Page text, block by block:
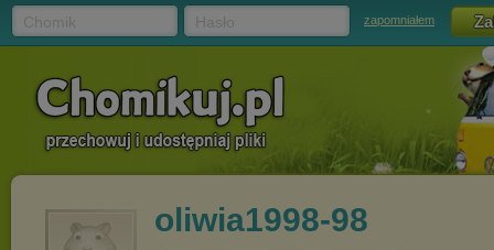
zapomniałem
oliwia1998-98